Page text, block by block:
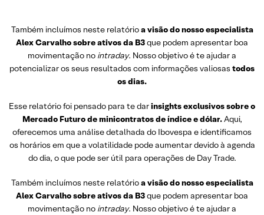
Também incluímos neste relatórioa visão do nosso especialista
Alex Carvalho sobre ativos da B3que podem apresentar boa
movimentação no intraday. Nosso objetivo é te ajudar a
potencializar os seus resultados com informações valiosas todos
os dias.
Esse relatório foi pensado para te darinsights exclusivos sobre o
Mercado Futuro de minicontratos de índice e dólar.Aqui,
oferecemos uma análise detalhada do Ibovespa e identificamos
os horários em que a volatilidade pode aumentar devido à agenda
do dia, o que pode ser útil para operações de Day Trade.
Também incluímos neste relatórioa visão do nosso especialista
Alex Carvalho sobre ativos da B3que podem apresentar boa
movimentação no intraday. Nosso objetivo é te ajudar a